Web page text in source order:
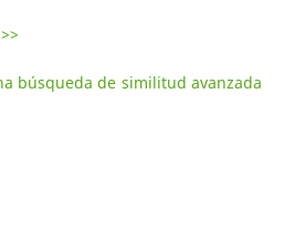
>>
búsqueda de similitud avanzada